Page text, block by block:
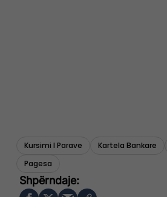
Kursimi I Parave Kartela Bankare
Pagesa